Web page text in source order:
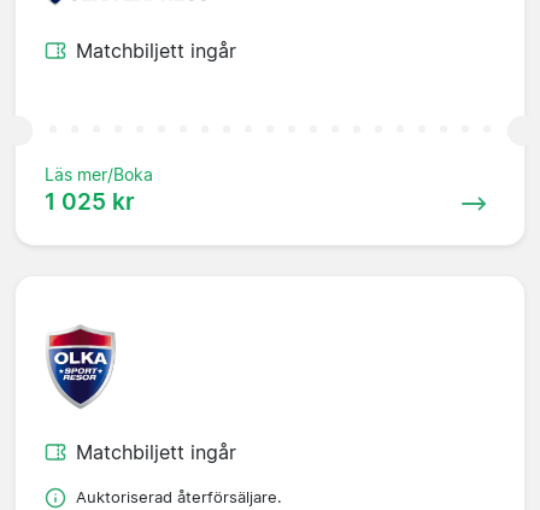
Matchbiljett ingår
Läs mer/Boka
1 025 kr
Matchbiljett ingår
Auktoriserad återförsäljare.